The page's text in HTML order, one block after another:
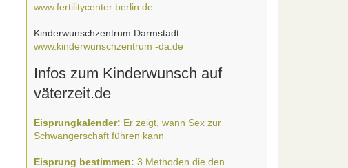
www.fertilitycenter berlin.de
Kinderwunschzentrum Darmstadt
www.kinderwunschzentrum -da.de
Infos zum Kinderwunsch auf
väterzeit.de
Eisprungkalender: Er zeigt, wann Sex zur
Schwangerschaft führen kann
Eisprung bestimmen: 3 Methoden die den